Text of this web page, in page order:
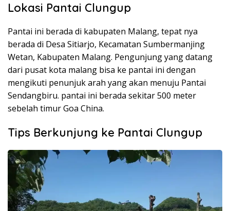
Lokasi Pantai Clungup
Pantai ini berada di kabupaten Malang, tepat nya
berada di Desa Sitiarjo, Kecamatan Sumbermanjing
Wetan, Kabupaten Malang. Pengunjung yang datang
dari pusat kota malang bisa ke pantai ini dengan
mengikuti penunjuk arah yang akan menuju Pantai
Sendangbiru. pantai ini berada sekitar 500 meter
sebelah timur Goa China.
Tips Berkunjung ke Pantai Clungup